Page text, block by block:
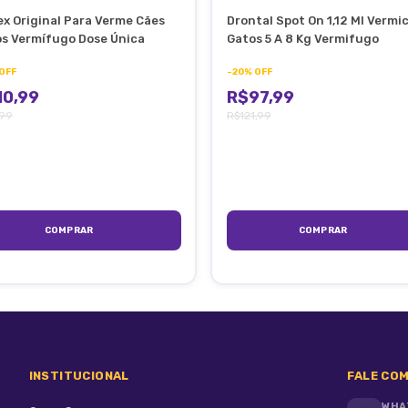
líder global em saúde animal, pensando sempre em fornecer
em animais de estimação.
Original Para Verme Cães
Vermífugo Dose Única
OFF
Drontal Spot On 1,12 Ml
Gatos 5 A 8 Kg Vermifugo
-20% OFF
R$97,99
R$121,99
INSTITUCIONAL FALE